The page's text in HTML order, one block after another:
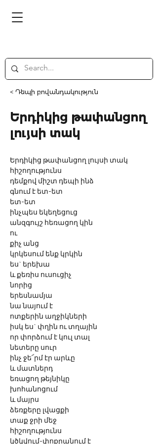
< Դեպի բովանդակություն
Երդիկից թափանցող
լույսի տակ
Երդիկից թափանցող լույսի տակ
հիշողությունս
դեմքով միշտ դեպի ինձ
գնում է ետ-ետ
ետ-ետ
ինչպես եկեղեցուց
անզգույշ հեռացող կին
ու
քիչ անց
կրկեսում ենք կրկին
ես` երեխա
և քեռիս ուսուցիչ
նորից
երեսնամյա
նա նայում է
ոտքերին աղջիկների
իսկ ես` փղին ու տղային
որ փորձում է կուլ տալ
նետերը սուր
ինչ ջե՜րմ էր արևը
և մատներդ
եռացող թեյնիկը
խոհանոցում
և մայրս
ձեռքերը լվացքի
տաք ջրի մեջ
հիշողությունս
կծկվում-փոքրանում է